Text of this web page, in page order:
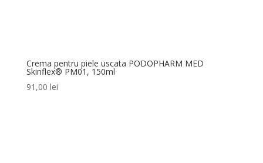
Crema pentru piele uscata PODOPHARM MED
Skinflex® PM01, 150ml
91,00 lei